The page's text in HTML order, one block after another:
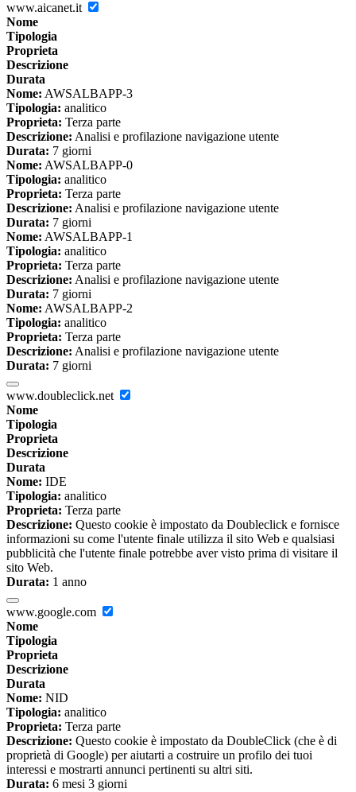
www.aicanet.it
Nome
Tipologia
Proprieta
Descrizione
Durata
Nome: AWSALBAPP-3
Tipologia: analitico
Proprieta: Terza parte
Descrizione: Analisi e profilazione navigazione utente
Durata: 7 giorni
Nome: AWSALBAPP-0
Tipologia: analitico
Proprieta: Terza parte
Descrizione: Analisi e profilazione navigazione utente
Durata: 7 giorni
Nome: AWSALBAPP-1
Tipologia: analitico
Proprieta: Terza parte
Descrizione: Analisi e profilazione navigazione utente
Durata: 7 giorni
Nome: AWSALBAPP-2
Tipologia: analitico
Proprieta: Terza parte
Descrizione: Analisi e profilazione navigazione utente
Durata: 7 giorni
www.doubleclick.net
Nome
Tipologia
Proprieta
Descrizione
Durata
Nome: IDE
Tipologia: analitico
Proprieta: Terza parte
Descrizione: Questo cookie è impostato da Doubleclick e fornisce
informazioni su come l'utente finale utilizza il sito Web e qualsiasi
pubblicità che l'utente finale potrebbe aver visto prima di visitare il
sito Web.
Durata: 1 anno
www.google.com
Nome
Tipologia
Proprieta
Descrizione
Durata
Nome: NID
Tipologia: analitico
Proprieta: Terza parte
Descrizione: Questo cookie è impostato da DoubleClick (che è di
proprietà di Google) per aiutarti a costruire un profilo dei tuoi
interessi e mostrarti annunci pertinenti su altri siti.
Durata: 6 mesi 3 giorni